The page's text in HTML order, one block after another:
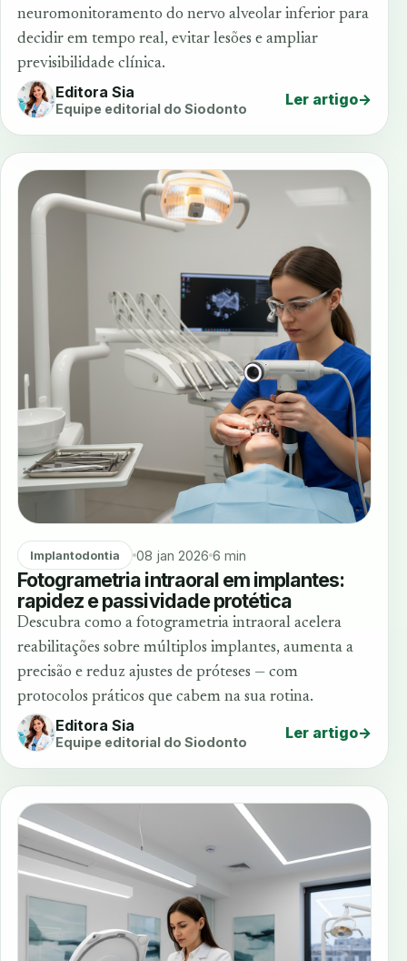
neuromonitoramento do nervo alveolar inferior para
decidir em tempo real, evitar lesões e ampliar
previsibilidade clínica.
Editora Sia
Equipe editorial do Siodonto Ler artigo→
Implantodontia 08 jan 2026 6 min
Fotogrametria intraoral em implantes:
rapidez e passividade protética
Descubra como a fotogrametria intraoral acelera
reabilitações sobre múltiplos implantes, aumenta a
precisão e reduz ajustes de próteses — com
protocolos práticos que cabem na sua rotina.
Editora Sia
Equipe editorial do Siodonto Ler artigo→